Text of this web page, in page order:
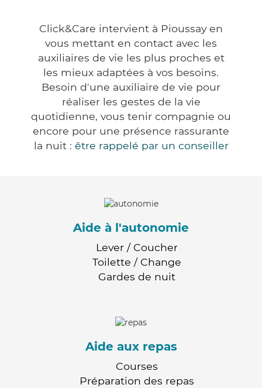
Click&Care intervient à Pioussay en
vous mettant en contact avec les
auxiliaires de vie les plus proches et
les mieux adaptées à vos besoins.
Besoin d'une auxiliaire de vie pour
réaliser les gestes de la vie
quotidienne, vous tenir compagnie ou
encore pour une présence rassurante
la nuit : être rappelé par un conseiller
Aide à l'autonomie
Lever / Coucher
Toilette / Change
Gardes de nuit
Aide aux repas
Courses
Préparation des repas